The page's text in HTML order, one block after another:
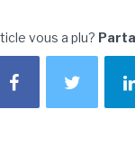
vous a plu?